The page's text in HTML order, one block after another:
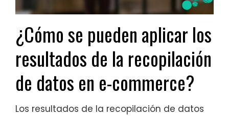
¿Cómo se pueden aplicar los
resultados de la recopilación
de datos en e-commerce?
Los resultados de la recopilación de datos